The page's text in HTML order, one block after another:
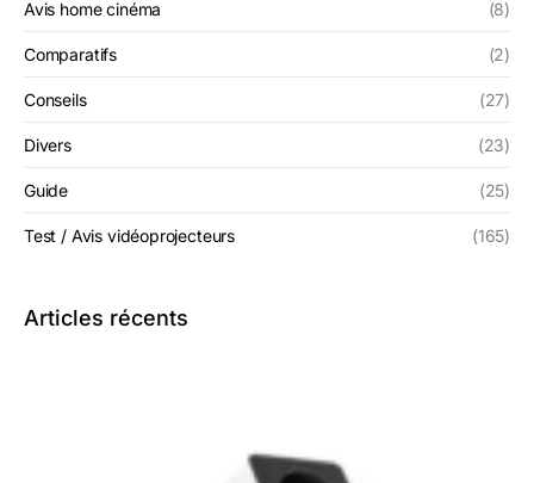
Avis home cinéma (8)
Comparatifs (2)
Conseils (27)
Divers (23)
Guide (25)
Test / Avis vidéoprojecteurs (165)
Articles récents